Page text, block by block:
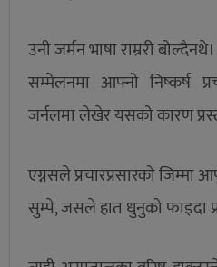
उनी जर्मन भाषा राम्ररी
सम्मेलनमा आफ्नो निष्कर्ष
जर्नलमा लेखेर यसको कारण
एग्नसले प्रचारप्रसारको
सुम्पे, जसले हात धुनुको फाइदा